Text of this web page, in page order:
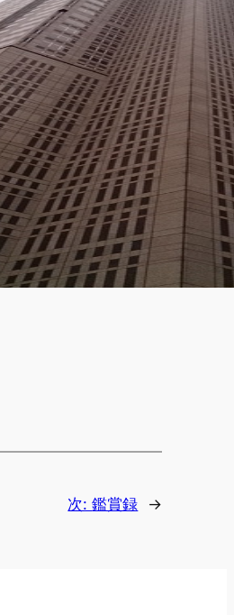
次:鑑賞録 →